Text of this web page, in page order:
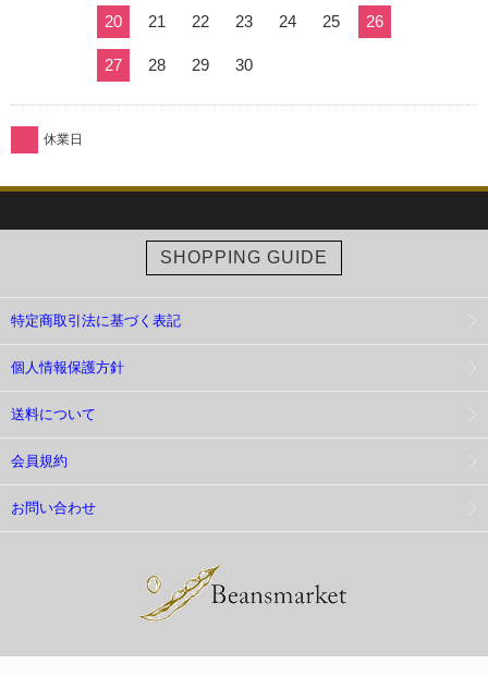
20 21 22 23 24 25 26
27 28 29 30
休業日
SHOPPING GUIDE
特定商取引法に基づく表記
個人情報保護方針
送料について
会員規約
お問い合わせ